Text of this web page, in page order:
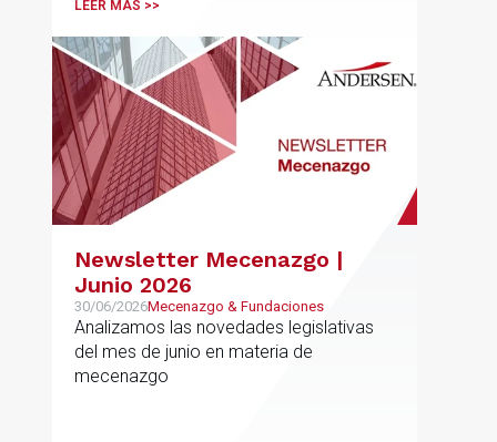
LEER MÁS >>
Newsletter Mecenazgo |
Junio 2026
30/06/2026Mecenazgo & Fundaciones
Analizamos las novedades legislativas
del mes de junio en materia de
mecenazgo